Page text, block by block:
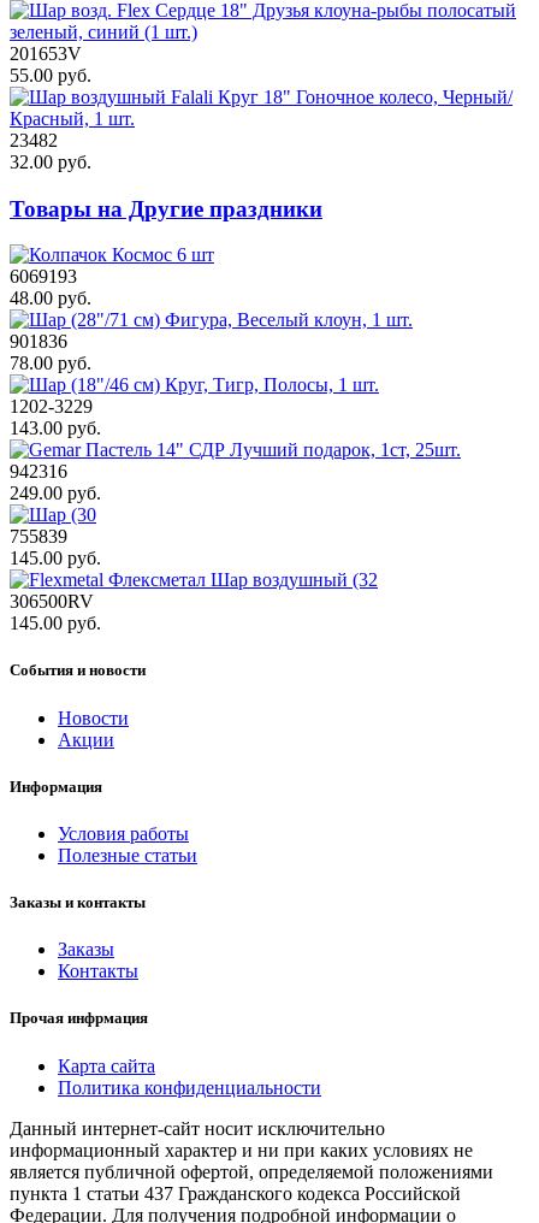
201653V
55.00 руб.
23482
32.00 руб.
Товары на Другие праздники
6069193
48.00 руб.
901836
78.00 руб.
1202-3229
143.00 руб.
942316
249.00 руб.
755839
145.00 руб.
306500RV
145.00 руб.
События и новости
Новости
Акции
Информация
Условия работы
Полезные статьи
Заказы и контакты
Заказы
Контакты
Прочая инфрмация
Карта сайта
Политика конфиденциальности
Данный интернет-сайт носит исключительно
информационный характер и ни при каких условиях не
является публичной офертой, определяемой положениями
пункта 1 статьи 437 Гражданского кодекса Российской
Федерации. Для получения подробной информации о